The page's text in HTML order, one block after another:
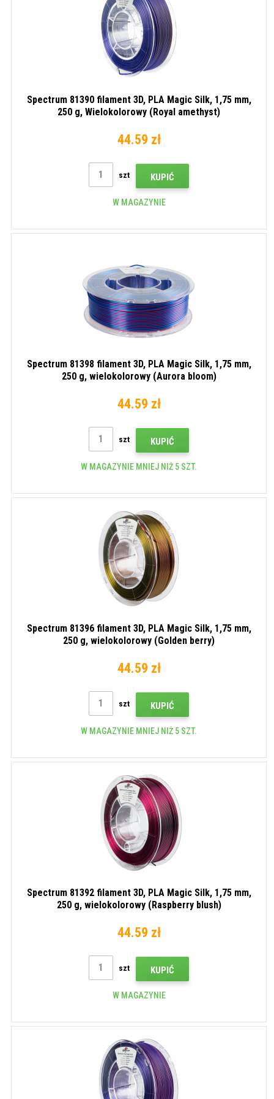
Spectrum 81390 filament 3D, PLA Magic Silk, 1,75 mm,
250 g, Wielokolorowy (Royal amethyst)
44.59 zł
szt KUPIĆ
W MAGAZYNIE
Spectrum 81398 filament 3D, PLA Magic Silk, 1,75 mm,
250 g, wielokolorowy (Aurora bloom)
44.59 zł
szt KUPIĆ
W MAGAZYNIE MNIEJ NIŻ 5 SZT.
Spectrum 81396 filament 3D, PLA Magic Silk, 1,75 mm,
250 g, wielokolorowy (Golden berry)
44.59 zł
szt KUPIĆ
W MAGAZYNIE MNIEJ NIŻ 5 SZT.
Spectrum 81392 filament 3D, PLA Magic Silk, 1,75 mm,
250 g, wielokolorowy (Raspberry blush)
44.59 zł
szt KUPIĆ
W MAGAZYNIE